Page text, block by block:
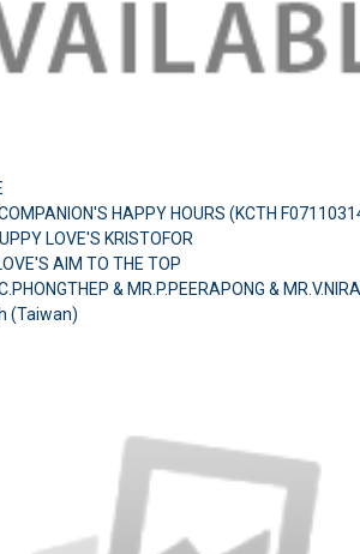
HAPPY HOURS (KCTH
LOVE'S KRISTOFOR
AIM TO THE TOP
& MR.P.PEERAPONG &
(Taiwan)